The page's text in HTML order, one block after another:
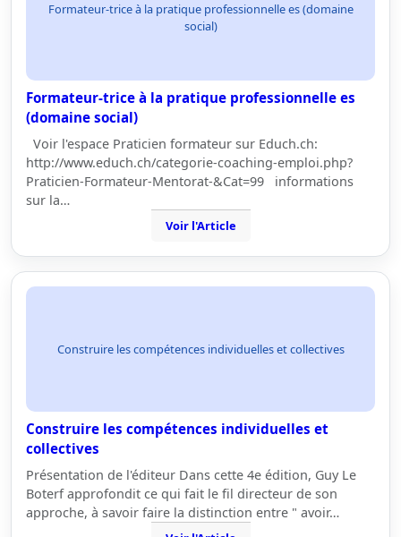
Formateur-trice à la pratique professionnelle es (domaine
social)
Formateur-trice à la pratique professionnelle es
(domaine social)
Voir l'espace Praticien formateur sur Educh.ch:
http://www.educh.ch/categorie-coaching-emploi.php?
Praticien-Formateur-Mentorat-&Cat=99 informations
sur la…
Voir l'Article
Construire les compétences individuelles et collectives
Construire les compétences individuelles et
collectives
Présentation de l'éditeur Dans cette 4e édition, Guy Le
Boterf approfondit ce qui fait le fil directeur de son
approche, à savoir faire la distinction entre " avoir…